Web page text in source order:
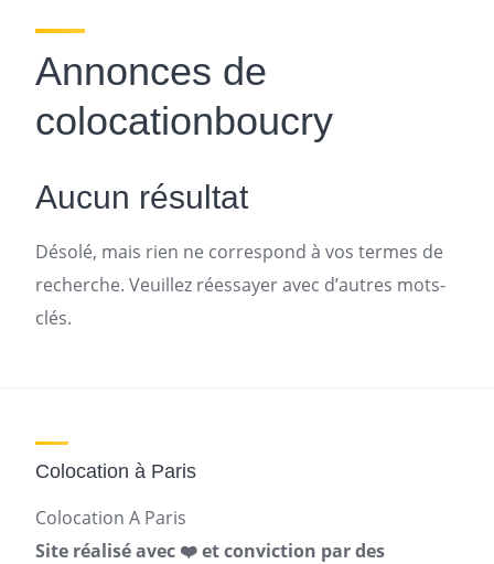
Annonces de
colocationboucry
Aucun résultat
Désolé, mais rien ne correspond à vos termes de
recherche. Veuillez réessayer avec d’autres mots-
clés.
Colocation à Paris
Colocation A Paris
Site réalisé avec ❤️ et conviction par des